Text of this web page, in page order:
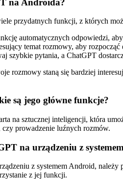
przydatnych funkcji, z których
automatycznych odpowiedzi,
temat rozmowy, aby
szybkie pytania, a ChatGPT
rozmowy staną się bardziej
są jego główne funkcje?
na sztucznej inteligencji, która
prowadzenie luźnych rozmów.
na urządzeniu z
z systemem Android,
z jej funkcji.